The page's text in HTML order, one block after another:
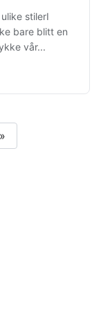
stilerI
bare blitt en
vår...